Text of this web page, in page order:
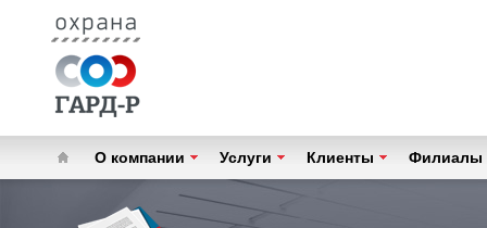
О компании Услуги Клиенты Филиалы